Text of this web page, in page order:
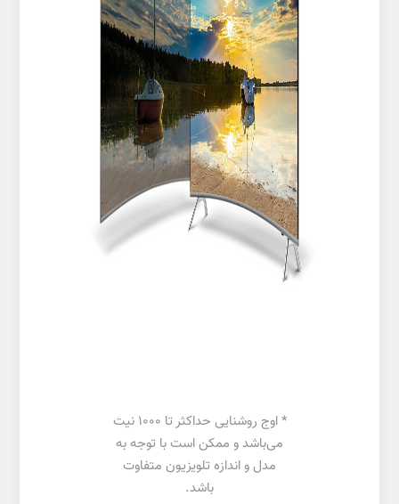
* اوج روشنایی حداکثر تا 1000 نیت
می‌باشد و ممکن است با توجه به
مدل و اندازه تلویزیون متفاوت
باشد.